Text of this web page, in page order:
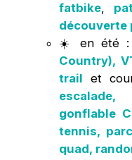
fatbike,
découverte
☀️ en été :
Country),
trail et
escalade,
gonflable
tennis,
quad,